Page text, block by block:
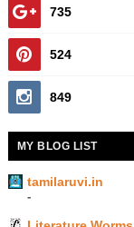
735
524
849
MY BLOG LIST
tamilaruvi.in
-